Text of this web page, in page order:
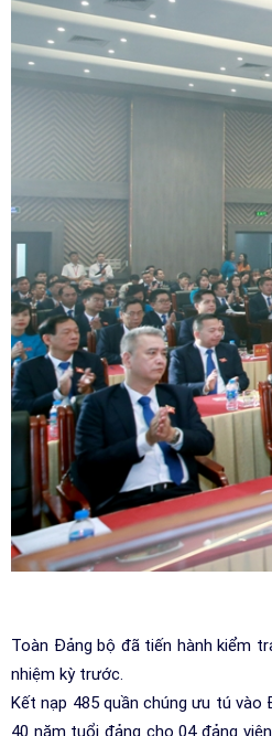
Toàn Đảng bộ đã tiến hành kiểm
nhiệm kỳ trước.
Kết nạp 485 quần chúng ưu tú
40 năm tuổi đảng cho 04 đảng